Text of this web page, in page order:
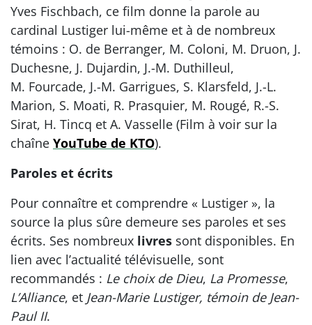
Yves Fischbach, ce film donne la parole au
cardinal Lustiger lui-même et à de nombreux
témoins : O. de Berranger, M. Coloni, M. Druon, J.
Duchesne, J. Dujardin, J.-M. Duthilleul,
M. Fourcade, J.-M. Garrigues, S. Klarsfeld, J.-L.
Marion, S. Moati, R. Prasquier, M. Rougé, R.-S.
Sirat, H. Tincq et A. Vasselle (Film à voir sur la
chaîne YouTube de KTO).
Paroles et écrits
Pour connaître et comprendre « Lustiger », la
source la plus sûre demeure ses paroles et ses
écrits. Ses nombreux livres sont disponibles. En
lien avec l’actualité télévisuelle, sont
recommandés : Le choix de Dieu, La Promesse,
L’Alliance, et Jean-Marie Lustiger, témoin de Jean-
Paul II.